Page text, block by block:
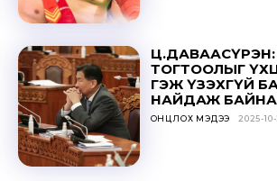
ТОГТООЛЫГ
ГЭЖ ҮЗЭХГҮЙ
НАЙДАЖ БАЙНА
ОНЦЛОХ МЭДЭЭ 2025-